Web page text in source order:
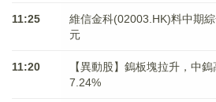
11:25
維信金科(02003.HK)料中期
元
11:20
【異動股】鎢板塊拉升，中
7.24%